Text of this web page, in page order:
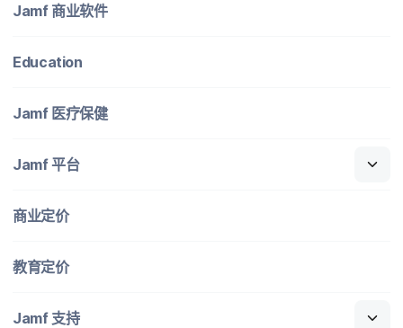
Jamf 商业​软件
Education
Jamf 医​疗​保健
Jamf平台
商业定​价
教育定​价
Jamf 支持